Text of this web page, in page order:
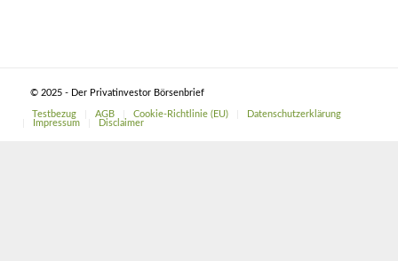
© 2025 - Der Privatinvestor Börsenbrief
Testbezug AGB Cookie-Richtlinie (EU)
Datenschutzerklärung
Impressum
Disclaimer